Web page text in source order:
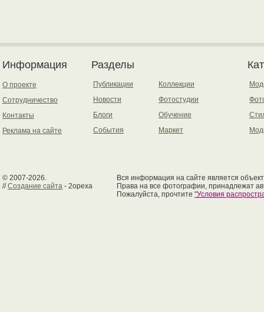
Информация
О проекте
Сотрудничество
Контакты
Реклама на сайте
Разделы
Публикации
Новости
Блоги
События
Коллекции
Фотостудии
Обучение
Маркет
© 2007-2026.
//Создание сайта - 2opexa
Вся информация на сайте является
Права на все фотографии, принадлежат
Пожалуйста, прочтите "Условия